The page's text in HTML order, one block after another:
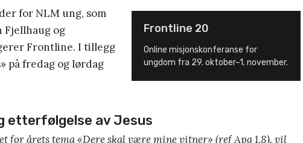
Frontline 20
Online misjonskonferanse for
ungdom fra 29. oktober–1. november.
for NLM ung, som
Fjellhaug og
Frontline. I tillegg
på fredag og lørdag
etterfølgelse av Jesus
for årets tema «Dere skal være mine vitner» (ref Apg 1,8), vil